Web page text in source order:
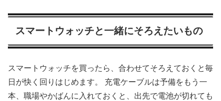
スマートウォッチと一緒にそろえたいもの
スマートウォッチを買ったら、合わせてそろえておくと毎
日が快く回りはじめます。 充電ケーブルは予備をもう一
本、職場やかばんに入れておくと、出先で電池が切れても